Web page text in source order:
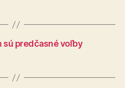
sú predčasné voľby